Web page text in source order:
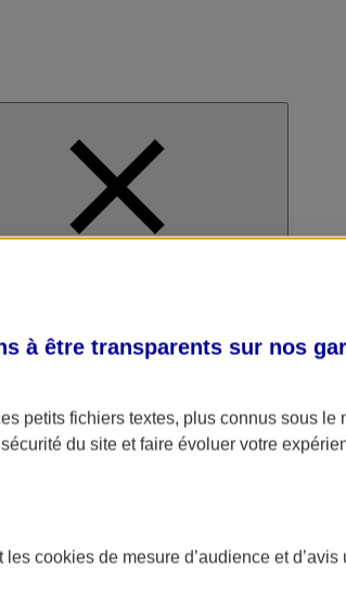
à être transparents sur nos
petits fichiers textes, plus connus sous le
du site et faire évoluer votre
les cookies de mesure d’audience et